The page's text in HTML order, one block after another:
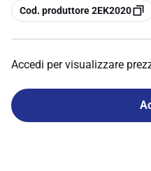
copia
Cod. produttore 2EK2020
Accedi per visualizzare